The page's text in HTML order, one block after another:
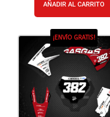
AÑADIR AL CARRITO
¡ENVÍO GRATIS!